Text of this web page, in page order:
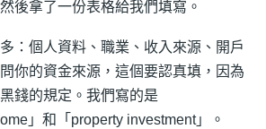
後拿了一份表格給我們填寫。
：個人資料、職業、收入來源、開戶
你的資金來源，這個要認真填，因為
錢的規定。我們寫的是
」和「property investment」。